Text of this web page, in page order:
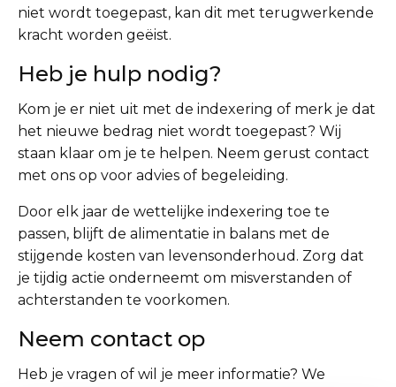
niet wordt toegepast, kan dit met terugwerkende
kracht worden geëist.
Heb je hulp nodig?
Kom je er niet uit met de indexering of merk je dat
het nieuwe bedrag niet wordt toegepast? Wij
staan klaar om je te helpen. Neem gerust contact
met ons op voor advies of begeleiding.
Door elk jaar de wettelijke indexering toe te
passen, blijft de alimentatie in balans met de
stijgende kosten van levensonderhoud. Zorg dat
je tijdig actie onderneemt om misverstanden of
achterstanden te voorkomen.
Neem contact op
Heb je vragen of wil je meer informatie? We